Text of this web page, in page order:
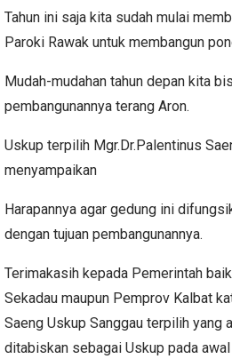
Tahun ini saja kita sudah mulai
Paroki Rawak untuk membangun
Mudah-mudahan tahun depan kita
pembangunannya terang Aron.
Uskup terpilih Mgr.Dr.Palentinus
menyampaikan
Harapannya agar gedung ini
dengan tujuan pembangunannya.
Terimakasih kepada Pemerintah
Sekadau maupun Pemprov Kalbat
Saeng Uskup Sanggau terpilih yang
ditabiskan sebagai Uskup pada